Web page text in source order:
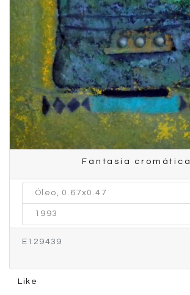
Fantasia cromática
Óleo, 0.67x0.47
1993
E129439
Like